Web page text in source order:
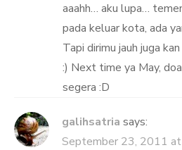
aaahh… aku lupa…
pada keluar kota, ada
Tapi dirimu jauh juga
:) Next time ya May,
segera :D
galihsatria says:
September 23, 2011